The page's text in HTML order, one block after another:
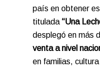
país en obtener
titulada“Una
desplegó en más
venta a nivel
en familias,